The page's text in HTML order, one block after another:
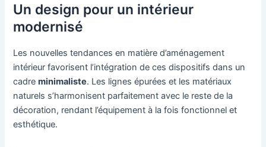
Un design pour un intérieur
modernisé
Les nouvelles tendances en matière d’aménagement
intérieur favorisent l’intégration de ces dispositifs dans un
cadreminimaliste. Les lignes épurées et les matériaux
naturels s’harmonisent parfaitement avec le reste de la
décoration, rendant l’équipement à la fois fonctionnel et
esthétique.